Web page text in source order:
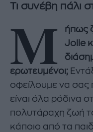
Τι συνέβη πάλι
Μ
ήπως
Jolie
ερωτευμένοι;
οφείλουμε να σας
είναι όλα ρόδινα
πολυτάραχη ζωή
κάποιο από τα